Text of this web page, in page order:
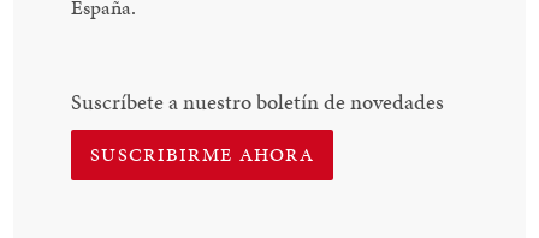
España.
Suscríbete a nuestro boletín de novedades
SUSCRIBIRME AHORA